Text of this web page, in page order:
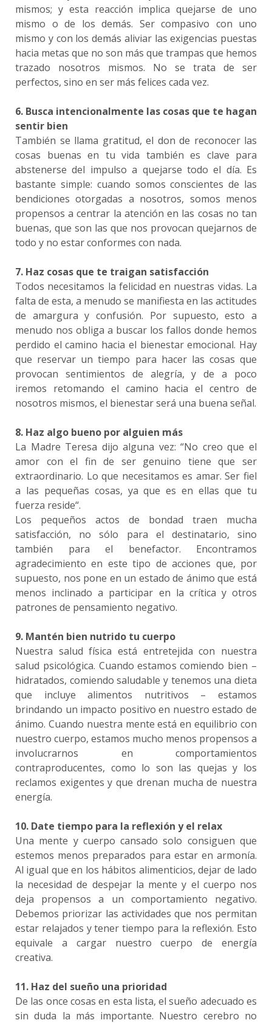
mismos; y esta reacción implica quejarse de uno
mismo o de los demás. Ser compasivo con uno
mismo y con los demás aliviar las exigencias puestas
hacia metas que no son más que trampas que hemos
trazado nosotros mismos. No se trata de ser
perfectos, sino en ser más felices cada vez.
6. Busca intencionalmente las cosas que te hagan
sentir bien
También se llama gratitud, el don de reconocer las
cosas buenas en tu vida también es clave para
abstenerse del impulso a quejarse todo el día. Es
bastante simple: cuando somos conscientes de las
bendiciones otorgadas a nosotros, somos menos
propensos a centrar la atención en las cosas no tan
buenas, que son las que nos provocan quejarnos de
todo y no estar conformes con nada.
7. Haz cosas que te traigan satisfacción
Todos necesitamos la felicidad en nuestras vidas. La
falta de esta, a menudo se manifiesta en las actitudes
de amargura y confusión. Por supuesto, esto a
menudo nos obliga a buscar los fallos donde hemos
perdido el camino hacia el bienestar emocional. Hay
que reservar un tiempo para hacer las cosas que
provocan sentimientos de alegría, y de a poco
iremos retomando el camino hacia el centro de
nosotros mismos, el bienestar será una buena señal.
8. Haz algo bueno por alguien más
La Madre Teresa dijo alguna vez: “No creo que el
amor con el fin de ser genuino tiene que ser
extraordinario. Lo que necesitamos es amar. Ser fiel
a las pequeñas cosas, ya que es en ellas que tu
fuerza reside“.
Los pequeños actos de bondad traen mucha
satisfacción, no sólo para el destinatario, sino
también para el benefactor. Encontramos
agradecimiento en este tipo de acciones que, por
supuesto, nos pone en un estado de ánimo que está
menos inclinado a participar en la crítica y otros
patrones de pensamiento negativo.
9. Mantén bien nutrido tu cuerpo
Nuestra salud física está entretejida con nuestra
salud psicológica. Cuando estamos comiendo bien –
hidratados, comiendo saludable y tenemos una dieta
que incluye alimentos nutritivos – estamos
brindando un impacto positivo en nuestro estado de
ánimo. Cuando nuestra mente está en equilibrio con
nuestro cuerpo, estamos mucho menos propensos a
involucrarnos en comportamientos
contraproducentes, como lo son las quejas y los
reclamos exigentes y que drenan mucha de nuestra
energía.
10. Date tiempo para la reflexión y el relax
Una mente y cuerpo cansado solo consiguen que
estemos menos preparados para estar en armonía.
Al igual que en los hábitos alimenticios, dejar de lado
la necesidad de despejar la mente y el cuerpo nos
deja propensos a un comportamiento negativo.
Debemos priorizar las actividades que nos permitan
estar relajados y tener tiempo para la reflexión. Esto
equivale a cargar nuestro cuerpo de energía
creativa.
11. Haz del sueño una prioridad
De las once cosas en esta lista, el sueño adecuado es
sin duda la más importante. Nuestro cerebro no